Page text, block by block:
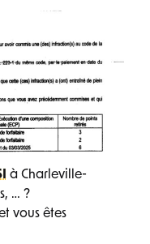
à Charleville-
… ?
vous êtes